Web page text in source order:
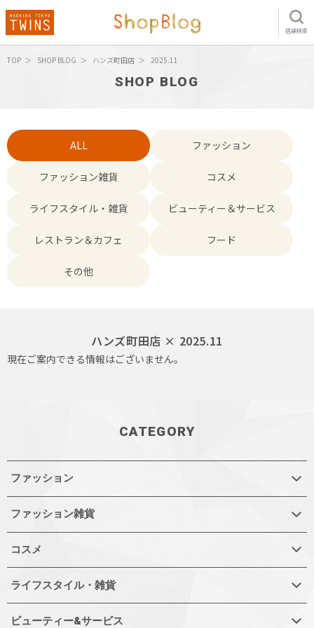
店舗検索
TOP SHOP BLOG ハンズ町田店 2025.11
SHOP BLOG
ALL ファッション
ファッション雑貨 コスメ
ライフスタイル・雑貨 ビューティー＆サービス
レストラン＆カフェ フード
その他
ハンズ町田店 × 2025.11
現在ご案内できる情報はございません。
CATEGORY
ファッション
ファッション雑貨
コスメ
ライフスタイル・雑貨
ビューティー&サービス